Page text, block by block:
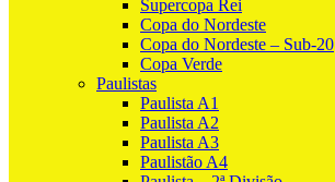
Supercopa Rei
Copa do Nordeste
Copa do Nordeste – Sub-20
Copa Verde
Paulistas
Paulista A1
Paulista A2
Paulista A3
Paulistão A4